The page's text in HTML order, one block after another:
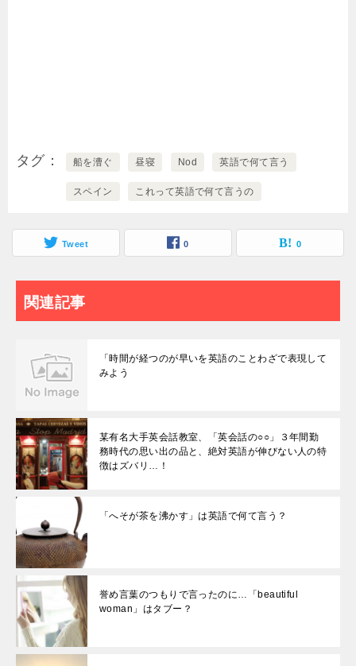
タグ 船を漕ぐ 昼寝 Nod 英語で何て言う
スペイン これって英語で何て言うの
Tweet 0 0
関連記事
「時間が経つのが早いを英語のことわざで表現して
みよう
某有名大手英会話教室、「英会話の○○」３年間勤
務時代の思い出の品と、絶対英語が伸びない人の特
徴はズバリ…！
「へそが茶を沸かす」は英語で何て言う？
誉め言葉のつもりで言ったのに…「beautiful
woman」はタブー？